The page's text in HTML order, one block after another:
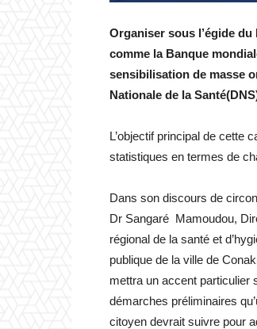
Organiser sous l’égide
comme la Banque
sensibilisation de masse
Nationale de la
L’objectif principal de cette
statistiques en termes de
Dans son discours de
Dr Sangaré Mamoudou,
régional de la santé et
publique de la ville de
mettra un accent particulier
démarches préliminaires
citoyen devrait suivre pour